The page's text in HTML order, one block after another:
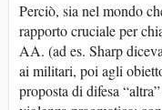
Perciò, sia nel mondo
rapporto cruciale per
AA. (ad es. Sharp
ai militari, poi agli
proposta di difesa